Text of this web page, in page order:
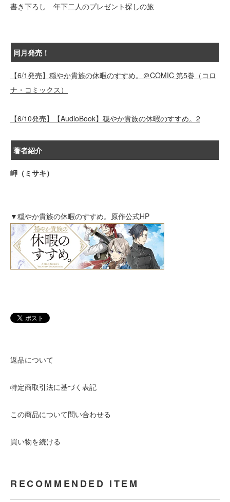
書き下ろし 年下二人のプレゼント探しの旅
同月発売！
【6/1発売】穏やか貴族の休暇のすすめ。＠COMIC 第5巻（コロ
ナ・コミックス）
【6/10発売】【AudioBook】穏やか貴族の休暇のすすめ。2
著者紹介
岬（ミサキ）
▼穏やか貴族の休暇のすすめ。原作公式HP
返品について
特定商取引法に基づく表記
この商品について問い合わせる
買い物を続ける
RECOMMENDED ITEM